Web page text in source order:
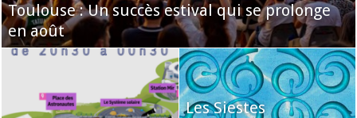
Toulouse : Un succès estival qui se prolonge
en août
Les Siestes